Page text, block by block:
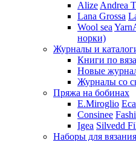
Alize Andrea
Lana Grossa
Wool sea
норки)
Журналы и
Книги по
Новые
Журналы со
Пряжа на бобинах
E.Miroglio
Consinee
Igea Silvedd
Наборы для вязания